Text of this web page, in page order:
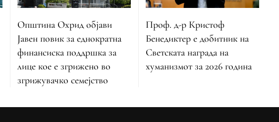
Општина Охрид објави
Јавен повик за еднократна
финансиска поддршка за
лице кое е згрижено во
згрижувачко семејство
Проф. д-р Кристоф
Бенедиктер е добитник на
Светската награда на
хуманизмот за 2026 година